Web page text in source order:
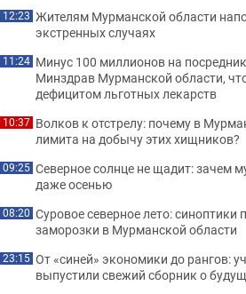
12:23 Жителям Мурманской области
экстренных случаях
11:24 Минус 100 миллионов на
Минздрав Мурманской области,
дефицитом льготных лекарств
10:37 Волков к отстрелу: почему в
лимита на добычу этих хищников?
09:25 Северное солнце не щадит: зачем
даже осенью
08:20 Суровое северное лето:
заморозки в Мурманской области
23:15 От «синей» экономики до рангов:
выпустили свежий сборник о